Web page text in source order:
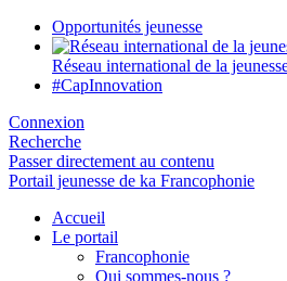
Opportunités jeunesse
Réseau international de la
#CapInnovation
Connexion
Recherche
Passer directement au contenu
Portail jeunesse de ka Francophonie
Accueil
Le portail
Francophonie
Qui sommes-nous ?